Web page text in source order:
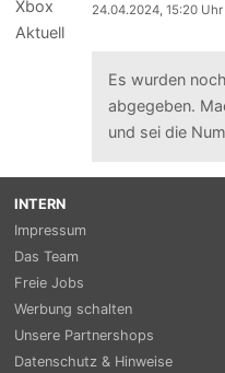
24.04.2024, 15:20 Uhr
Es wurden
abgegeben.
und sei die
INTERN
Impressum
Das Team
Freie Jobs
Werbung schalten
Unsere Partnershops
Datenschutz & Hinweise